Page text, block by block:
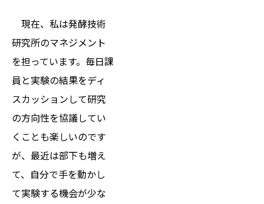
現在、私は発酵技術
研究所のマネジメント
を担っています。毎日課
員と実験の結果をディ
スカッションして研究
の方向性を協議してい
くことも楽しいのです
が、最近は部下も増え
て、自分で手を動かし
て実験する機会が少な